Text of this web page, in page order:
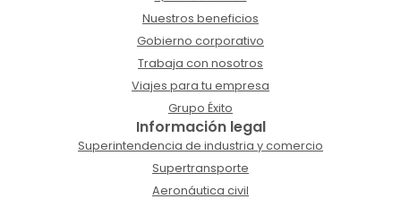
Nuestros beneficios
Gobierno corporativo
Trabaja con nosotros
Viajes para tu empresa
Grupo Éxito
Información legal
Superintendencia de industria y comercio
Supertransporte
Aeronáutica civil